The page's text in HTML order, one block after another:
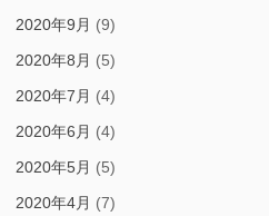
2020年9月 (9)
2020年8月 (5)
2020年7月 (4)
2020年6月 (4)
2020年5月 (5)
2020年4月 (7)